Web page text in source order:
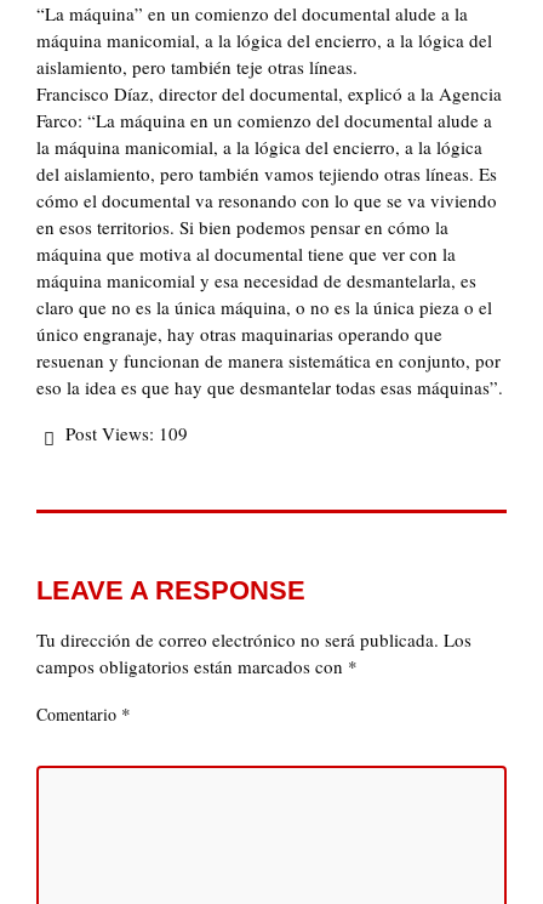
“La máquina” en un comienzo del documental alude a la
máquina manicomial, a la lógica del encierro, a la lógica del
aislamiento, pero también teje otras líneas.
Francisco Díaz, director del documental, explicó a la Agencia
Farco: “La máquina en un comienzo del documental alude a
la máquina manicomial, a la lógica del encierro, a la lógica
del aislamiento, pero también vamos tejiendo otras líneas. Es
cómo el documental va resonando con lo que se va viviendo
en esos territorios. Si bien podemos pensar en cómo la
máquina que motiva al documental tiene que ver con la
máquina manicomial y esa necesidad de desmantelarla, es
claro que no es la única máquina, o no es la única pieza o el
único engranaje, hay otras maquinarias operando que
resuenan y funcionan de manera sistemática en conjunto, por
eso la idea es que hay que desmantelar todas esas máquinas”.
Post Views: 109
LEAVE A RESPONSE
Tu dirección de correo electrónico no será publicada. Los
campos obligatorios están marcados con *
Comentario *